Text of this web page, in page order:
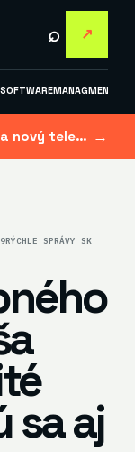
⌕ ↗
MANAGMENT A
Rozbitý displej ešte nie je dôvod na nový telefón: kedy sa oprava elektroniky naozaj oplatí →
RÝCHLE SPRÁVY SK
sa aj